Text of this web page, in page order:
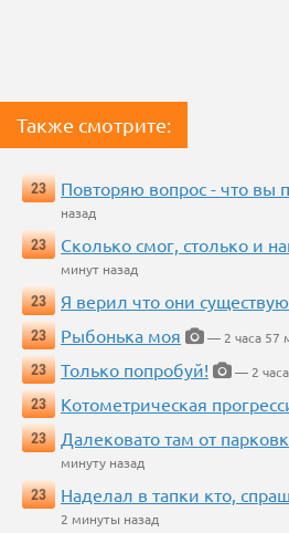
Также смотрите:
23 Повторяю вопрос - что вы
назад
23
Сколько смог, столько и
минут назад
23
Я верил что они
23
Рыбонька моя
— 2 часа 57
23
Только попробуй!
— 2
23
Котометрическая
23
Далековато там от
минуту назад
23
Наделал в тапки кто,
2 минуты назад